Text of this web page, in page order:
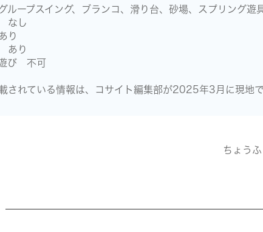
ープスイング、ブランコ、滑り台、砂場、スプリング遊
なし
り
あり
び 不可
されている情報は、コサイト編集部が2025年3月に現地
ちょう